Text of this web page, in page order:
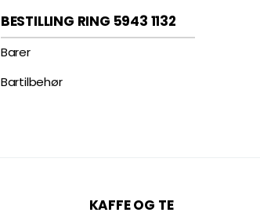
BESTILLING RING 5943 1132
Barer
Bartilbehør
KAFFE OG TE